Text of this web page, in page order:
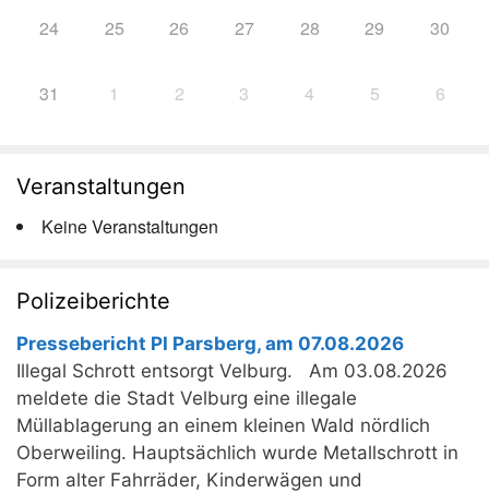
24 25 26 27 28 29 30
31 1 2 3 4 5 6
Veranstaltungen
Keine Veranstaltungen
Polizeiberichte
Pressebericht PI Parsberg, am 07.08.2026
Illegal Schrott entsorgt Velburg. Am 03.08.2026
meldete die Stadt Velburg eine illegale
Müllablagerung an einem kleinen Wald nördlich
Oberweiling. Hauptsächlich wurde Metallschrott in
Form alter Fahrräder, Kinderwägen und